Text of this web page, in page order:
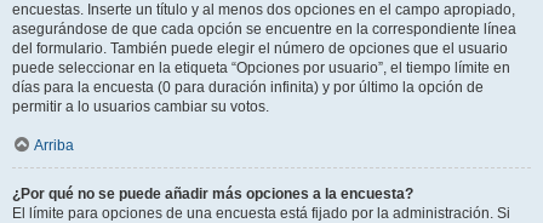
encuestas. Inserte un título y al menos dos opciones en el campo apropiado,
asegurándose de que cada opción se encuentre en la correspondiente línea
del formulario. También puede elegir el número de opciones que el usuario
puede seleccionar en la etiqueta “Opciones por usuario”, el tiempo límite en
días para la encuesta (0 para duración infinita) y por último la opción de
permitir a lo usuarios cambiar su votos.
Arriba
¿Por qué no se puede añadir más opciones a la encuesta?
El límite para opciones de una encuesta está fijado por la administración. Si